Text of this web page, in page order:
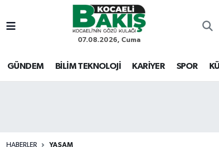
07.08.2026, Cuma
GÜNDEM BİLİM TEKNOLOJİ KARİYER SPOR
HABERLER YAŞAM
Kocaeli Nöbetçi Eczaneler
Kocaeli Hava Durumu